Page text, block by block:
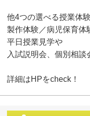
他4つの選べる授業体
製作体験／病児保育
平日授業見学や
入試説明会、個別相談
詳細はHPをcheck！